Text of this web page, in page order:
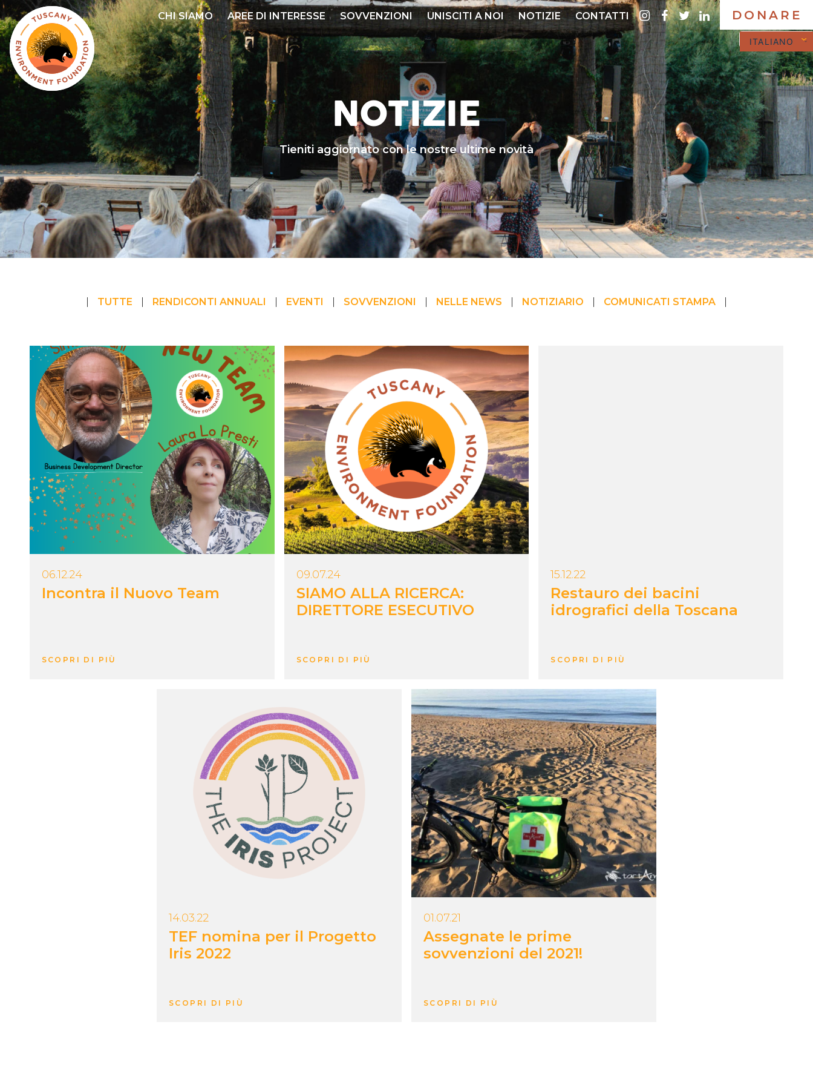
Salta
al
contenuto
principale
DONARE
ITALIANO
CHI SIAMO AREE DI INTERESSE SOVVENZIONI UNISCITI A NOI NOTIZIE CONTATTI instagram
Facebook
twitter
LinkedIn
NOTIZIE
Tieniti aggiornato con le nostre ultime novità
TUTTE RENDICONTI ANNUALI EVENTI SOVVENZIONI NELLE NEWS NOTIZIARIO COMUNICATI STAMPA
Incontra il Nuovo Team
06.12.24
SCOPRI DI PIÙ
SIAMO ALLA RICERCA:
DIRETTORE ESECUTIVO
09.07.24
SCOPRI DI PIÙ
Restauro dei bacini
idrografici della Toscana
15.12.22
SCOPRI DI PIÙ
TEF nomina per il Progetto
Iris 2022
14.03.22
SCOPRI DI PIÙ
Assegnate le prime
sovvenzioni del 2021!
01.07.21
SCOPRI DI PIÙ